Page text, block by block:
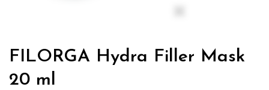
FILORGA Hydra Filler Mask
20 ml